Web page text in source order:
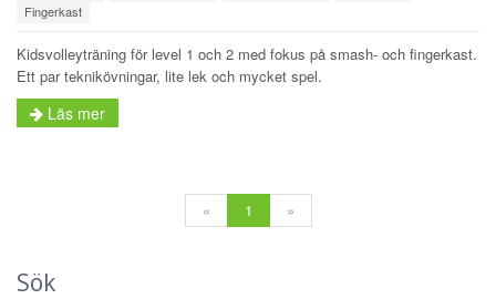
Fingerkast
Kidsvolleyträning för level 1 och 2 med fokus på smash- och fingerkast.
Ett par teknikövningar, lite lek och mycket spel.
Läs mer
« 1 »
Sök